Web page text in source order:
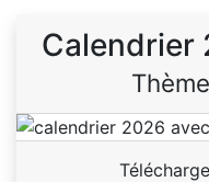
Calendrier